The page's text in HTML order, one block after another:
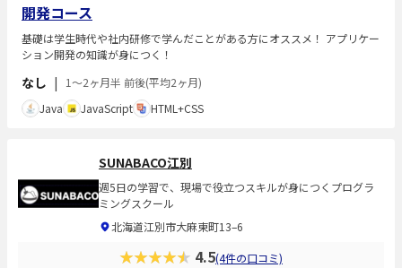
開発コース
基礎は学生時代や社内研修で学んだことがある方にオススメ！ アプリケー
ション開発の知識が身につく！
なし |
1～2ヶ月半 前後(平均2ヶ月)
Java
JavaScript HTML+CSS
SUNABACO江別
週5日の学習で、現場で役立つスキルが身につくプログラ
ミングスクール
北海道江別市大麻東町13–6
★★★★★ 4.5(4件の口コミ)